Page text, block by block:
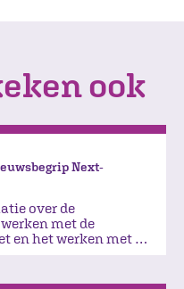
ook
Next-
over de
met de
en het werken met de